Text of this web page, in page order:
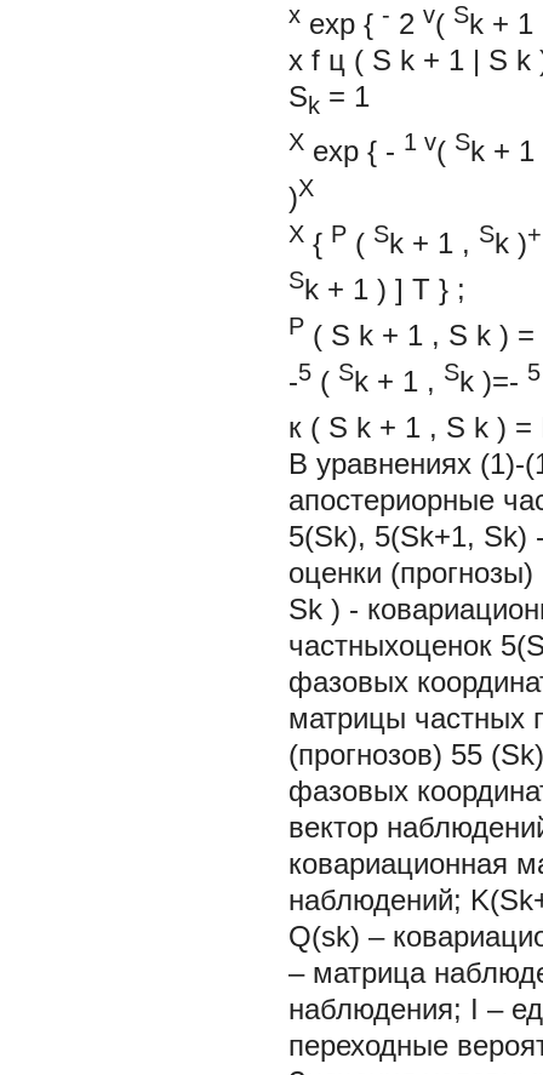
x exp { - 2 v( Sk + 1
x f ц ( S k + 1 | S k
Sk = 1
X exp { - 1 v( Sk + 1
)X
X { P ( Sk + 1 , Sk )
Sk + 1 ) ] T } ;
P ( S k + 1 , S k ) =
-5 ( Sk + 1 , Sk )=- 5
к ( S k + 1 , S k ) =
В уравнениях (1)-
апостериорные
5(Sk), 5(Sk+1, Sk)
оценки
Sk ) -
частныхоценок
фазовых
матрицы частных
(прогнозов) 55
фазовых
вектор
ковариационная
наблюдений;
Q(sk) –
– матрица
наблюдения; I –
переходные